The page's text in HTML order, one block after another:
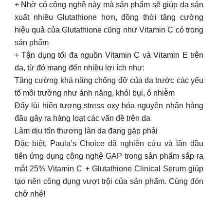
+ Nhờ có công nghệ này mà sản phẩm sẽ giúp da sản
xuất nhiều Glutathione hơn, đồng thời tăng cường
hiệu quả của Glutathione cũng như Vitamin C có trong
sản phẩm
+ Tận dụng tối đa nguồn Vitamin C và Vitamin E trên
da, từ đó mang đến nhiều lợi ích như:
Tăng cường khả năng chống đỡ của da trước các yếu
tố môi trường như ánh nắng, khói bụi, ô nhiễm
Đẩy lùi hiện tượng stress oxy hóa nguyên nhân hàng
đầu gây ra hàng loạt các vấn đề trên da
Làm dịu tổn thương làn da đang gặp phải
Đặc biệt, Paula’s Choice đã nghiên cứu và lần đầu
tiên ứng dụng công nghệ GAP trong sản phẩm sắp ra
mắt 25% Vitamin C + Glutathione Clinical Serum giúp
tạo nên công dụng vượt trội của sản phẩm. Cùng đón
chờ nhé!